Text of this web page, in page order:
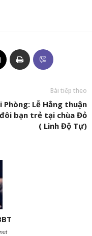
Bài tiếp theo
Phòng: Lễ Hằng thuận
bạn trẻ tại chùa Đỏ
( Linh Độ Tự)